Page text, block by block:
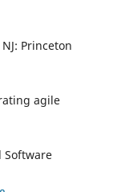
Princeton
agile
Software